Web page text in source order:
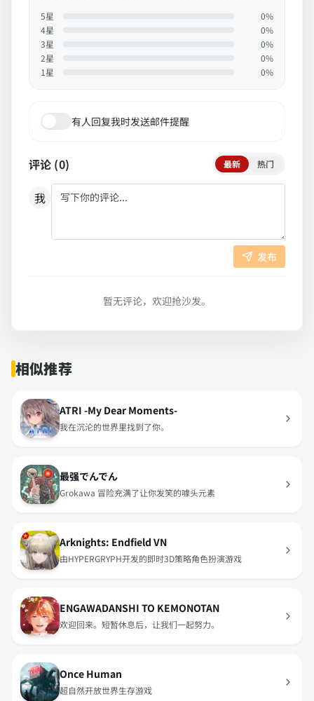
5星 0%
4星 0%
3星 0%
2星 0%
1 星 0%
有人回复我时发送邮件提醒
评论 (0) 最新 热门
我
发布
暂无评论，欢迎抢沙发。
相似推荐
ATRI -My Dear Moments-
我在沉沦的世界里找到了你。
最强でんでん
Grokawa 冒险充满了让你发笑的噱头元素
Arknights: Endfield VN
由HYPERGRYPH开发的即时3D策略角色扮演游戏
ENGAWADANSHI TO KEMONOTAN
欢迎回来。短暂休息后，让我们一起努力。
Once Human
超自然开放世界生存游戏